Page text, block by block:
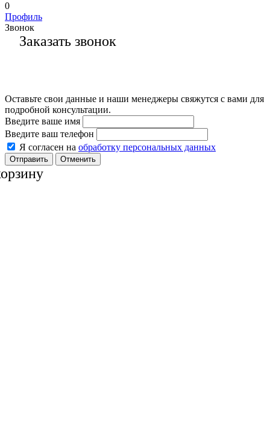
0
Профиль
Звонок
Заказать звонок
Оставьте свои данные и наши менеджеры свяжутся с вами для
подробной консультации.
Введите ваше имя
Введите ваш телефон
Я согласен на обработку персональных данных
Отменить